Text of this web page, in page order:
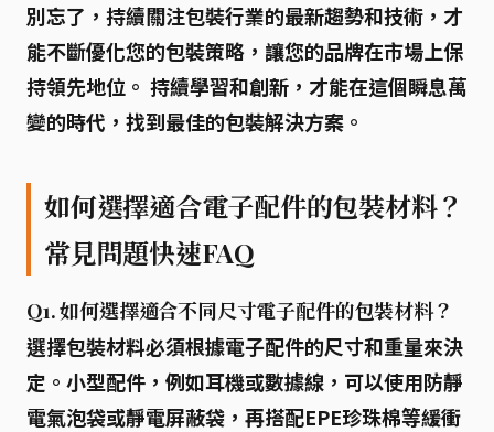
別忘了 ，持續關注包裝行業的最新趨勢和技術，才
能不斷優化您的包裝策略，讓您的品牌在市場上保
持領先地位。 持續學習和創新，才能在這個瞬息萬
變的時代，找到最佳的包裝解決方案。
如何選擇適合電子配件的包裝材料？
常見問題快速FAQ
Q1. 如何選擇適合不同尺寸電子配件的包裝材料？
選擇包裝材料必須根據電子配件的尺寸和重量來決
定。小型配件，例如耳機或數據線，可以使用防靜
電氣泡袋或靜電屏蔽袋，再搭配EPE珍珠棉等緩衝